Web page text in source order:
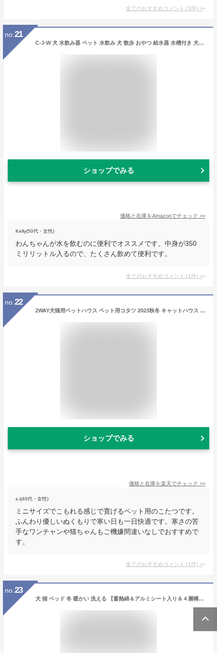
全てのおすすめコメント (1件) >
no. 21
C-J-W 犬 水飲み器 ペット 水飲み 犬 散歩 おやつ 給水器 水槽付き 犬用品 犬用水入れ ウォーターボトル 350ml 大容量 水漏れ防止 高温耐性 携帯用飲み器 犬猫など 多種ペット適用 ピンク
ショップでみる
価格と在庫をAmazonでチェック >>
Kelly(50代・女性)
わんちゃんが水を飲むのに便利でオススメです。中身が350
ミリリットル入るので、たくさん飲めて便利です。
全てのおすすめコメント (1件) >
no. 22
2WAY犬猫用ペットハウス ペット用コタツ 2023秋冬 キャットハウス こたつ 犬猫用ヒーター クッション付き 暖かい ペット用ヒーター ワンちゃん ネコちゃん用おこた 炬燵 あったかグッズ 暖房器具 犬用 猫用 ホットカーペット ベット ドーム型 USB給電式 寒さ対策 かわいい
ショップでみる
価格と在庫を楽天でチェック >>
s.i(40代・女性)
ミニサイズでこもれる感じで寛げるペット用のこたつです。
ふんわり優しいぬくもりで寒い日も一日快適です。寒さの苦
手なワンチャンや猫ちゃんもご機嫌間違いなしでおすすめで
す。
全てのおすすめコメント (1件) >
no. 23
犬 猫 ベッド 冬 暖かい 洗える 【蓄熱綿＆アルミシート入り＆４層構造】 ペットベッド 冬用 猫 犬 クッション 犬用ベッド 猫用ベッド ふわふわ ペットソファー 滑り止め加工(ネイビー 40X30X13CM)